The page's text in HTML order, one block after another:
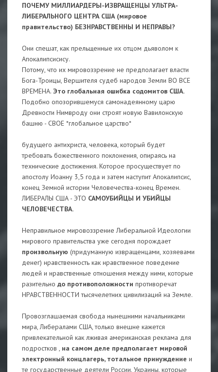
ПОЧЕМУ МИЛЛИАРДЕРЫ-ИЗВРАЩЕНЦЫ УЛЬТРА-
ЛИБЕРАЛЬНОГО ЦЕНТРА США (мировое
правительство) БЕЗНРАВСТВЕННЫ И НЕПРАВЫ?
Они спешат, как прельщенные их отцом дьяволом к
Апокалипсисису.
Потому, что их мировоззрение не предполагает власти
Бога-Троицы, Вершителя судеб народов Земли ВО ВСЕ
ВРЕМЕНА. Это глобальная ошибка содомитов США.
Подобно опозорившемуся самонадеянному царю
Древности Нимвроду они строят новую Вавилонскую
башню - СВОЕ *глобальное царство*
будущего антихриста, человека, который будет
требовать божественного поклонения, опираясь на
технические достижения. Которое просуществует по
апостолу Иоанну 3,5 года и затем наступит Апокалипсис,
конец Земной истории Человечества-конец Времен.
ЛИБЕРАЛЫ США - ЭТО САМОУБИЙЦЫ И УБИЙЦЫ
ЧЕЛОВЕЧЕСТВА.
Неправильное мировоззрение Либеральной Идеологии
мирового правительства уже сегодня порождает
произвольную (придуманную извращенцами, хозяевами
денег) нравственность как нравственное поведение
людей и нравственные отношения между ними, которые
разительно до противоположности противоречат
НРАВСТВЕННОСТИ тысячелетних цивилизаций на Земле.
Провозглашаемая свобода нынешними начальниками
мира, Либералами США, только внешне кажется
привлекательной как лживая американская реклама для
подростков , на самом деле предполагает мировой
электронный концлагерь, тотальное принуждение и
те государственные деятели России, Украины, которые